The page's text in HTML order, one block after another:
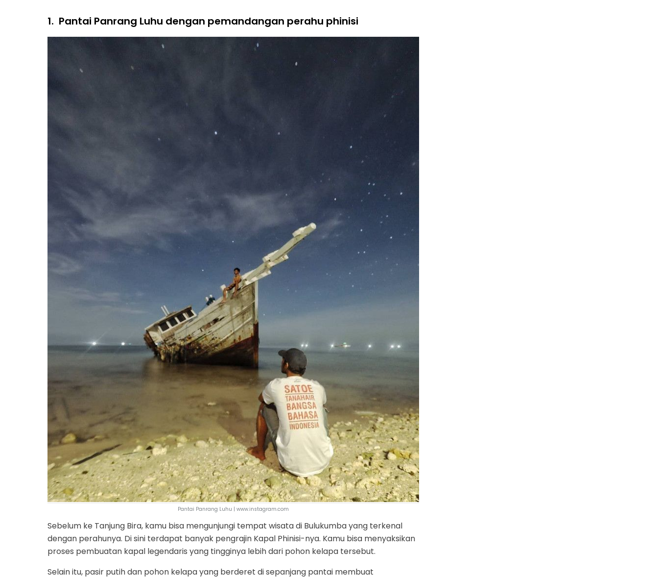
1. Pantai Panrang Luhu dengan pemandangan perahu phinisi
Pantai Panrang Luhu | www.instagram.com
Sebelum ke Tanjung Bira, kamu bisa mengunjungi tempat wisata di Bulukumba yang terkenal
dengan perahunya. Di sini terdapat banyak pengrajin Kapal Phinisi-nya. Kamu bisa menyaksikan
proses pembuatan kapal legendaris yang tingginya lebih dari pohon kelapa tersebut.
Selain itu, pasir putih dan pohon kelapa yang berderet di sepanjang pantai membuat